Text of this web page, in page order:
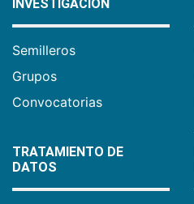
INVESTIGACIÓN
Semilleros
Grupos
Convocatorias
TRATAMIENTO DE
DATOS